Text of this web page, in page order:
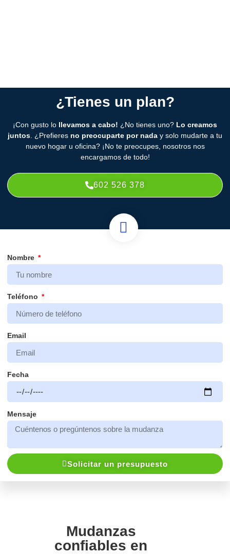
¿Tienes un plan?
¡Con gusto lo llevamos a cabo! ¿No tienes uno? Lo creamos
juntos . ¿Prefieres no preocuparte por nada y solo mudarte a tu
nuevo hogar u oficina? ¡No te preocupes, nosotros nos
encargamos de todo!
602 526 378
Nombre
Teléfono
Email
Fecha
Mensaje
Solicitar un presupuesto
Mudanzas
confiables en